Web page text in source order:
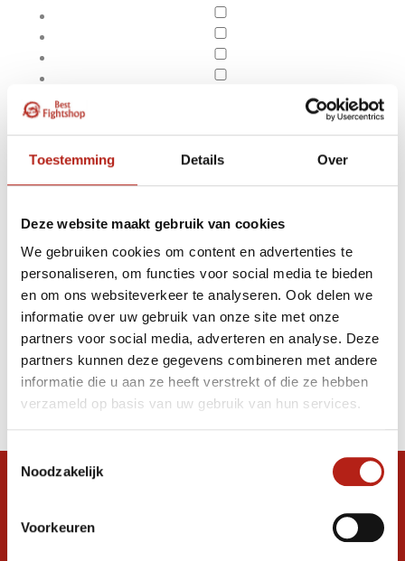
Toestemming Details Over
Deze website maakt gebruik van cookies
We gebruiken cookies om content en advertenties te
personaliseren, om functies voor social media te bieden
en om ons websiteverkeer te analyseren. Ook delen we
informatie over uw gebruik van onze site met onze
partners voor social media, adverteren en analyse. Deze
partners kunnen deze gegevens combineren met andere
informatie die u aan ze heeft verstrekt of die ze hebben
verzameld op basis van uw gebruik van hun services.
Toestemmingsselectie
Noodzakelijk
Voorkeuren
Apply filters
Producten getagd met
bokshandschoen
sleutelhanger bedrukken
Producten
Filter
Stel je vraag in de chat, en we helpen je
graag verder. 24/7